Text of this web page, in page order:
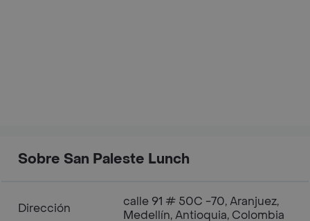
Sobre San Paleste Lunch
Dirección
calle 91 # 50C -70, Aranjuez,
Medellín, Antioquia, Colombia